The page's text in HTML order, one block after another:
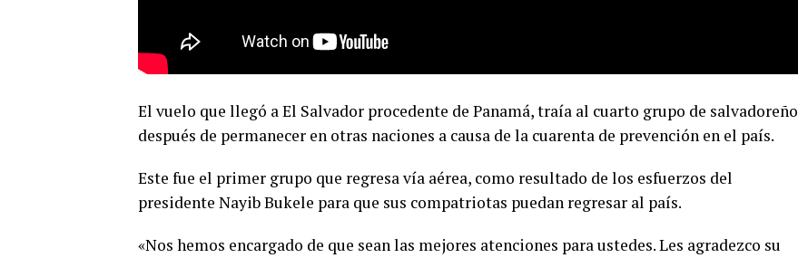
El vuelo que llegó a El Salvador procedente de Panamá, traía al cuarto grupo de
después de permanecer en otras naciones a causa de la cuarenta de prevención en el país.
Este fue el primer grupo que regresa vía aérea, como resultado de los esfuerzos del
presidente Nayib Bukele para que sus compatriotas puedan regresar al país.
«Nos hemos encargado de que sean las mejores atenciones para ustedes. Les agradezco su